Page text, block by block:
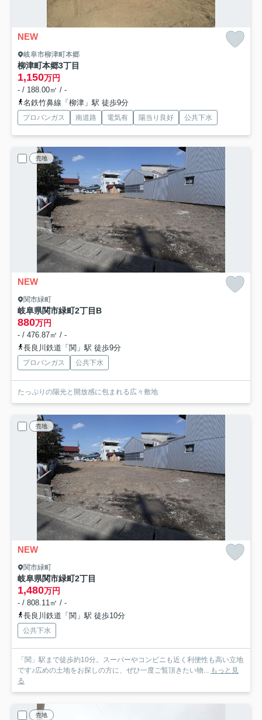
NEW
岐阜市柳津町本郷
柳津町本郷3丁目
1,150万円
- / 188.00㎡ / -
名鉄竹鼻線「柳津」駅 徒歩9分
プロパンガス 南道路 電気有 陽当り良好 公共下水
売地
NEW
関市緑町
岐阜県関市緑町2丁目B
880万円
- / 476.87㎡ / -
長良川鉄道「関」駅 徒歩9分
プロパンガス 公共下水
たっぷりの陽光と開放感に包まれる広々敷地
売地
NEW
関市緑町
岐阜県関市緑町2丁目
1,480万円
- / 808.11㎡ / -
長良川鉄道「関」駅 徒歩10分
公共下水
「関」駅まで徒歩約10分。スーパーやコンビニも近く利便性も高い立地
です♪広めの土地をお探しの方に、ぜひ一度ご覧頂きたい物... もっと見
る
売地